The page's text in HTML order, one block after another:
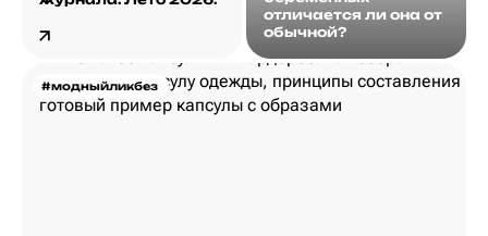
отличается ли она от
обычной?
#модныйликбез